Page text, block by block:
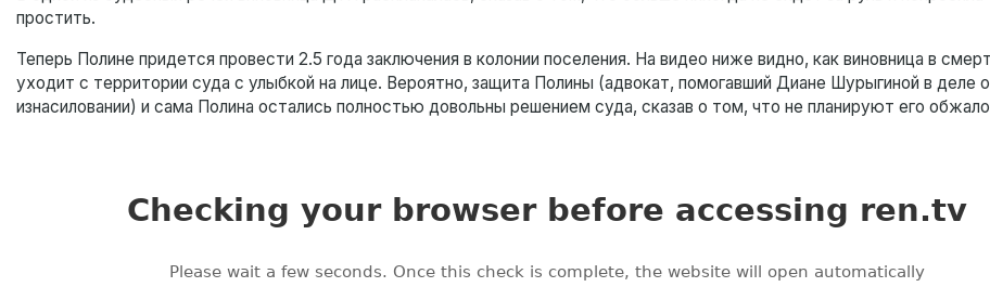
простить.
Теперь Полине придется провести 2.5 года заключения в колонии поселения. На видео ниже видно, как виновница в
уходит с территории суда с улыбкой на лице. Вероятно, защита Полины (адвокат, помогавший Диане Шурыгиной в деле
изнасиловании) и сама Полина остались полностью довольны решением суда, сказав о том, что не планируют его